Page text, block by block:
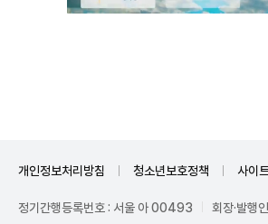
개인정보처리방침 청소년보호정책 사이
정기간행등록번호 : 서울 아 00493
회장·발행